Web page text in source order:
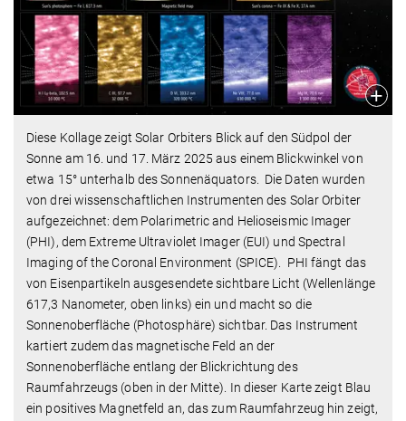
Diese Kollage zeigt Solar Orbiters Blick auf den Südpol der
Sonne am 16. und 17. März 2025 aus einem Blickwinkel von
etwa 15° unterhalb des Sonnenäquators. Die Daten wurden
von drei wissenschaftlichen Instrumenten des Solar Orbiter
aufgezeichnet: dem Polarimetric and Helioseismic Imager
(PHI), dem Extreme Ultraviolet Imager (EUI) und Spectral
Imaging of the Coronal Environment (SPICE). PHI fängt das
von Eisenpartikeln ausgesendete sichtbare Licht (Wellenlänge
617,3 Nanometer, oben links) ein und macht so die
Sonnenoberfläche (Photosphäre) sichtbar. Das Instrument
kartiert zudem das magnetische Feld an der
Sonnenoberfläche entlang der Blickrichtung des
Raumfahrzeugs (oben in der Mitte). In dieser Karte zeigt Blau
ein positives Magnetfeld an, das zum Raumfahrzeug hin zeigt,